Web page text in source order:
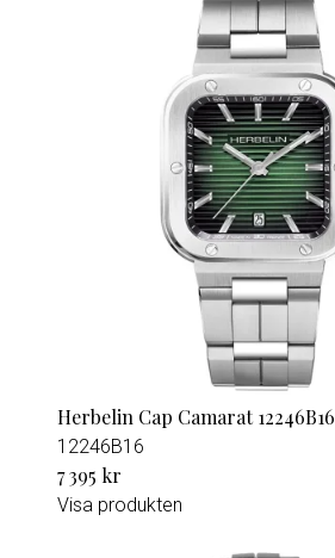
Herbelin Cap Camarat 12246B16
12246B16
7 395 kr
Visa produkten